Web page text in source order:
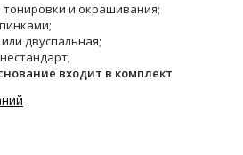
и окрашивания;
двуспальная;
входит в комплект